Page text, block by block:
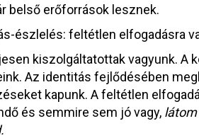
belső erőforrások lesznek.
észlelés: feltétlen elfogadásra
kiszolgáltatottak vagyunk. A
Az identitás fejlődésében
kapunk. A feltétlen
és semmire sem jó vagy,